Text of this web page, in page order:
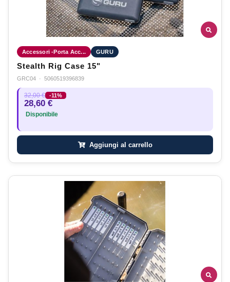
Accessori -Porta Acc... GURU
Stealth Rig Case 15"
GRC04 · 5060519396839
32,00 € -11%
28,60 €
Disponibile
Aggiungi al carrello